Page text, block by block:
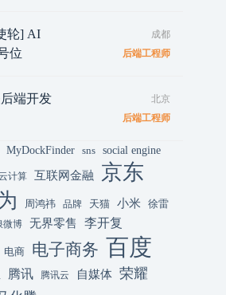
轮] AI
位
成都
后端工程师
端开发
北京
后端工程师
MyDockFinder sns social engine
计算 互联网金融 京东
周鸿祎 品牌 天猫 小米 徐雷
微博 无界零售 李开复
电商 电子商务 百度
腾讯 腾讯云 自媒体 荣耀